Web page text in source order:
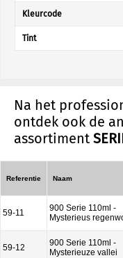
Kleurcode
Tint
Na het
ontdek ook de
assortiment
Referentie Naam
59-11
900 Serie 110ml -
Mysterieus
59-12
900 Serie 110ml -
Mysterieuze vallei